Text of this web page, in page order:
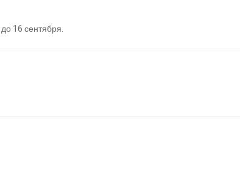
до 16 сентября.